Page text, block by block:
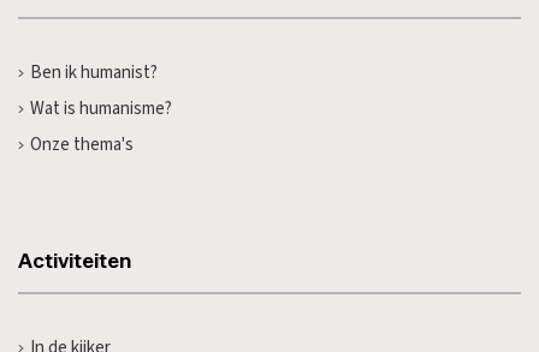
Ben ik humanist?
Wat is humanisme?
Onze thema's
Activiteiten